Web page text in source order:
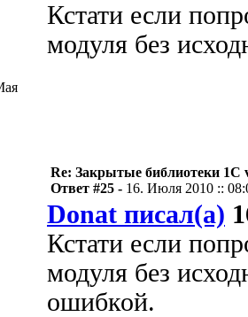
Кстати если
модуля без
Re: Закрытые библиотеки 1С
Ответ #25 - 16. Июля 2010 ::
Donat писал(а)
Кстати если
модуля без
ошибкой.